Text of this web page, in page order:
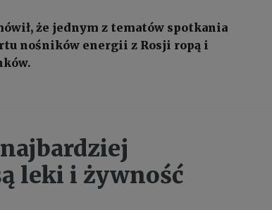
że jednym z tematów spotkania
nośników energii z Rosji ropą i
leki i żywność